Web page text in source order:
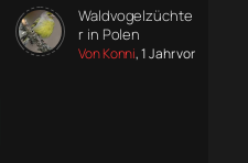
Waldvogelzüchte
r in Polen
Von Konni, 1 Jahr vor